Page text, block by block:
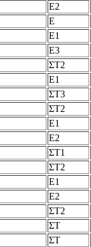
Ε2
Ε
Ε1
Ε3
ΣΤ2
Ε1
ΣΤ3
ΣΤ2
Ε1
Ε2
ΣΤ1
ΣΤ2
Ε1
Ε2
ΣΤ2
ΣΤ
ΣΤ